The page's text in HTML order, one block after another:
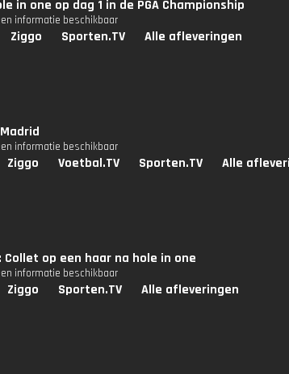
in one op dag 1 in de PGA Championship
informatie beschikbaar
Ziggo Sporten.TV Alle afleveringen
informatie beschikbaar
Ziggo Voetbal.TV Sporten.TV Alle
Collet op een haar na hole in one
informatie beschikbaar
Ziggo Sporten.TV Alle afleveringen